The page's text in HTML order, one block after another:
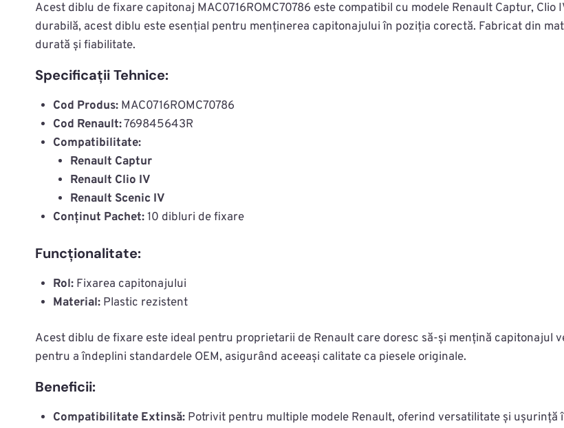
Acest diblu de fixare capitonaj MAC0716ROMC70786 este compatibil cu modele Renault Captur,
durabilă, acest diblu este esențial pentru menținerea capitonajului în poziția corectă. Fabricat din
durată și fiabilitate.
Specificații Tehnice:
Cod Produs:MAC0716ROMC70786
Cod Renault:769845643R
Compatibilitate:
Renault Captur
Renault Clio IV
Renault Scenic IV
Conținut Pachet:10 dibluri de fixare
Funcționalitate:
Rol:Fixarea capitonajului
Material:Plastic rezistent
Acest diblu de fixare este ideal pentru proprietarii de Renault care doresc să-și mențină
pentru a îndeplini standardele OEM, asigurând aceeași calitate ca piesele originale.
Beneficii:
Compatibilitate Extinsă:Potrivit pentru multiple modele Renault, oferind versatilitate și ușurință